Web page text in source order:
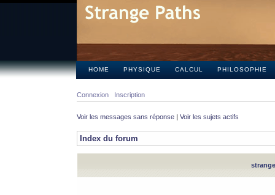
HOME PHYSIQUE CALCUL PHILOSOPHIE
Connexion Inscription
Voir les messages sans réponse | Voir les sujets actifs
Index du forum